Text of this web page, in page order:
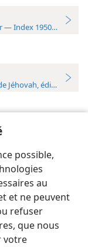
possible,
au
et ne peuvent
refuser
que nous
votre
— Index 1950-1985
Jéhovah, édition 2019
of Pennsylvania